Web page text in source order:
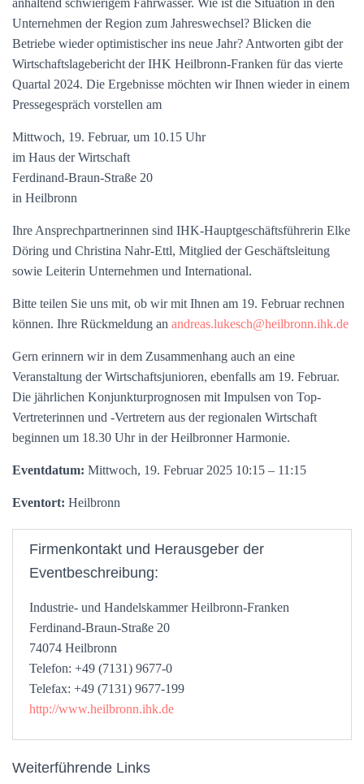
anhaltend schwierigem Fahrwasser. Wie ist die Situation in den
Unternehmen der Region zum Jahreswechsel? Blicken die
Betriebe wieder optimistischer ins neue Jahr? Antworten gibt der
Wirtschaftslagebericht der IHK Heilbronn-Franken für das vierte
Quartal 2024. Die Ergebnisse möchten wir Ihnen wieder in einem
Pressegespräch vorstellen am
Mittwoch, 19. Februar, um 10.15 Uhr
im Haus der Wirtschaft
Ferdinand-Braun-Straße 20
in Heilbronn
Ihre Ansprechpartnerinnen sind IHK-Hauptgeschäftsführerin Elke
Döring und Christina Nahr-Ettl, Mitglied der Geschäftsleitung
sowie Leiterin Unternehmen und International.
Bitte teilen Sie uns mit, ob wir mit Ihnen am 19. Februar rechnen
können. Ihre Rückmeldung an andreas.lukesch@heilbronn.ihk.de
Gern erinnern wir in dem Zusammenhang auch an eine
Veranstaltung der Wirtschaftsjunioren, ebenfalls am 19. Februar.
Die jährlichen Konjunkturprognosen mit Impulsen von Top-
Vertreterinnen und -Vertretern aus der regionalen Wirtschaft
beginnen um 18.30 Uhr in der Heilbronner Harmonie.
Eventdatum: Mittwoch, 19. Februar 2025 10:15 – 11:15
Eventort: Heilbronn
Firmenkontakt und Herausgeber der
Eventbeschreibung:
Industrie- und Handelskammer Heilbronn-Franken
Ferdinand-Braun-Straße 20
74074 Heilbronn
Telefon: +49 (7131) 9677-0
Telefax: +49 (7131) 9677-199
http://www.heilbronn.ihk.de
Weiterführende Links